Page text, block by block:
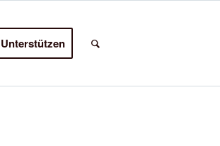
Unterstützen